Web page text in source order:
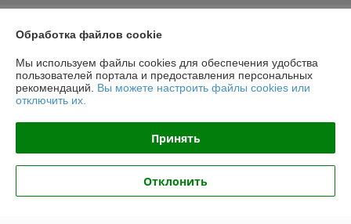
Контакты
Доставка и оплата
Полная версия сайта
Обработка файлов cookie
Мы используем файлы cookies для обеспечения удобства
пользователей портала и предоставления персональных
рекомендаций. Вы можете настроить файлы cookies или
отключить их.
Принять
Отклонить